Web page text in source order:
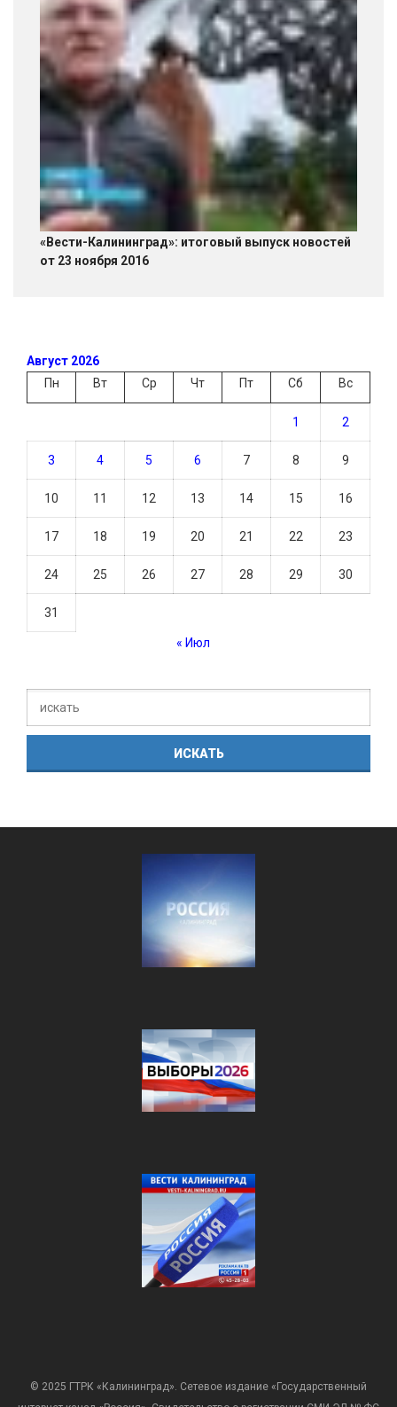
«Вести-Калининград»: итоговый выпуск новостей
от 23 ноября 2016
Август 2026
Пн
Вт Ср Чт Пт Сб Вс
1 2
3 4 5 6 7 8 9
10 11 12 13 14 15 16
17 18 19 20 21 22 23
24 25 26 27 28 29 30
31
« Июл
© 2025 ГТРК «Калининград». Сетевое издание «Государственный